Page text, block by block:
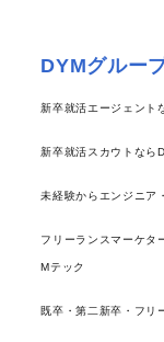
DYMグルー
新卒就活エージェント
新卒就活スカウトなら
未経験からエンジニア
フリーランスマーケタ
Mテック
既卒・第二新卒・フリ